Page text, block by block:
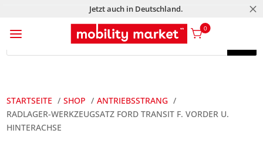
Jetzt auch in Deutschland. M
a 0
Products
Products
STARTSEITE SHOP
ANTRIEBSSTRANG
RADLAGER-WERKZEUGSATZ FORD TRANSIT F. VORDER U.
HINTERACHSE